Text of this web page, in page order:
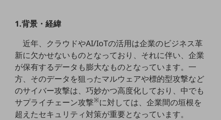
運用管理
業務支援・マーケティング
災害対策・BCP
課題・ニーズで探す
課題・ニーズで探すTOP
コミュニケーション・情報共有
マーケティング
1.背景・経緯
近年、クラウドやAI/IoTの活用は企業のビジネス革
新に欠かせないものとなっており、それに伴い、企業
が保有するデータも膨大なものとなっています。一
方、そのデータを狙ったマルウェアや標的型攻撃など
のサイバー攻撃は、巧妙かつ高度化しており、中でも
サプライチェーン攻撃※に対しては、企業間の垣根を
超えたセキュリティ対策が重要となっています。